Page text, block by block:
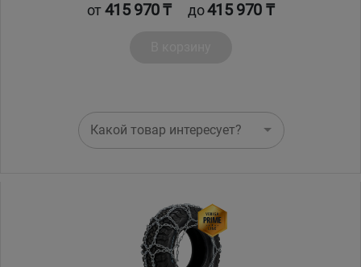
от415 970 ₸ до415 970 ₸
Какой товар интересует?